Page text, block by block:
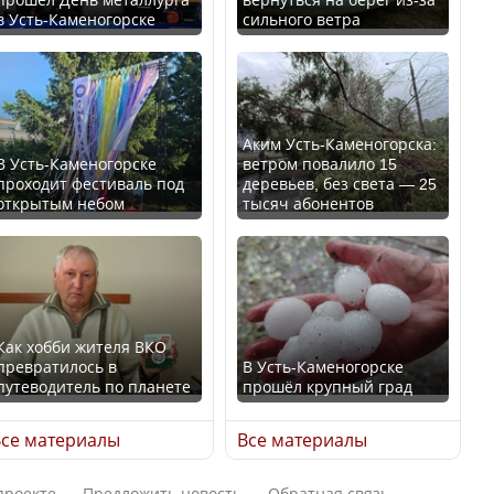
ли представлены
регионов в
төменгі жалақы,
экология: жеті
сайлаушылармен
талқылап жатыр?
зарплата,
экология — о
говорят с
партий
В России введены
дополнительные
ограничения для
казахстанских прав
Трамп официально
вступил в должность
президента США
Луну признали объектом
культурного наследия,
находящегося под
угрозой исчезновения
Усть-Каменогорске
Усть-Каменогорске
фестиваль под
небом
хобби жителя ВКО
в
по планете
материалы
сильного ветра
Аким Усть-Каменогорска:
ветром повалило 15
деревьев, без света — 25
тысяч абонентов
В Усть-Каменогорске
прошёл крупный град
Все материалы